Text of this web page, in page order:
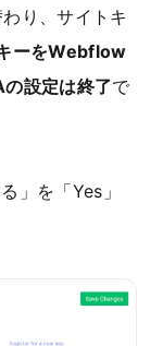
り、サイトキ
ーをWebflow
設定は終了で
」を「Yes」